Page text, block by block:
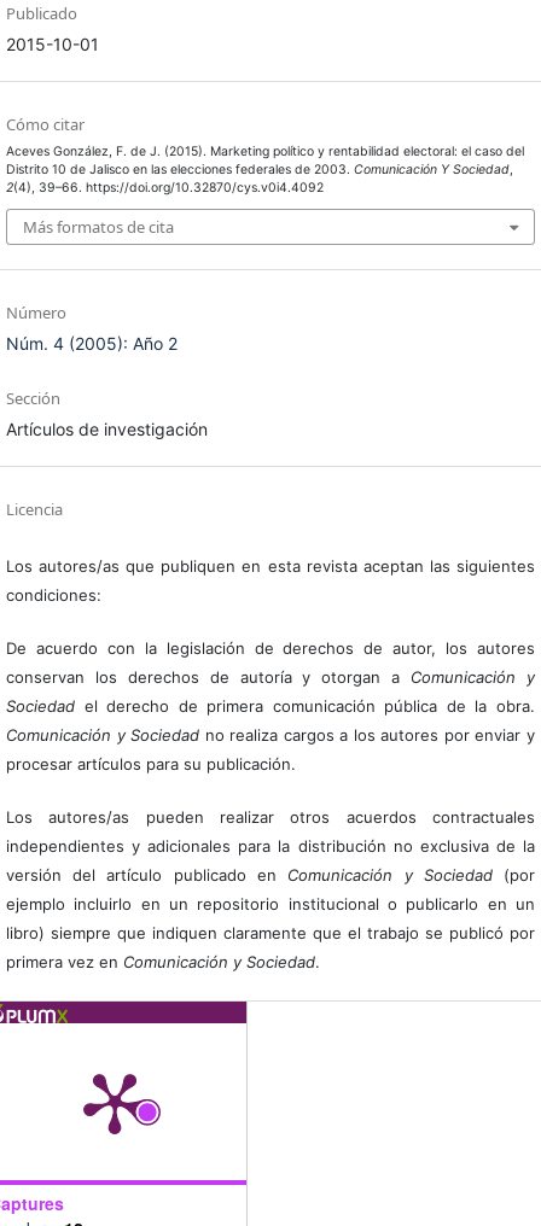
Publicado
2015-10-01
Cómo citar
Aceves González, F. de J. (2015). Marketing político y rentabilidad electoral: el caso del
Distrito 10 de Jalisco en las elecciones federales de 2003. Comunicación Y Sociedad,
2(4), 39–66. https://doi.org/10.32870/cys.v0i4.4092
Más formatos de cita
Número
Núm. 4 (2005): Año 2
Sección
Artículos de investigación
Licencia
Los autores/as que publiquen en esta revista aceptan las siguientes
condiciones:
De acuerdo con la legislación de derechos de autor, los autores
conservan los derechos de autoría y otorgan a Comunicación y
Sociedadel derecho de primera comunicación pública de la obra.
Comunicación y Sociedad no realiza cargos a los autores por enviar y
procesar artículos para su publicación.
Los autores/as pueden realizar otros acuerdos contractuales
independientes y adicionales para la distribución no exclusiva de la
versión del artículo publicado en Comunicación y Sociedad(por
ejemplo incluirlo en un repositorio institucional o publicarlo en un
libro) siempre que indiquen claramente que el trabajo se publicó por
primera vez en Comunicación y Sociedad.